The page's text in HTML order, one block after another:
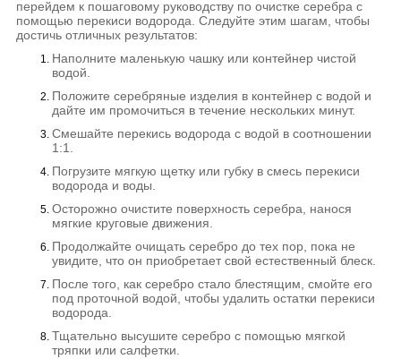
перейдем к пошаговому руководству по очистке серебра с
помощью перекиси водорода. Следуйте этим шагам, чтобы
достичь отличных результатов:
Наполните маленькую чашку или контейнер чистой
водой.
Положите серебряные изделия в контейнер с водой и
дайте им промочиться в течение нескольких минут.
Смешайте перекись водорода с водой в соотношении
1:1.
Погрузите мягкую щетку или губку в смесь перекиси
водорода и воды.
Осторожно очистите поверхность серебра, нанося
мягкие круговые движения.
Продолжайте очищать серебро до тех пор, пока не
увидите, что он приобретает свой естественный блеск.
После того, как серебро стало блестящим, смойте его
под проточной водой, чтобы удалить остатки перекиси
водорода.
Тщательно высушите серебро с помощью мягкой
тряпки или салфетки.